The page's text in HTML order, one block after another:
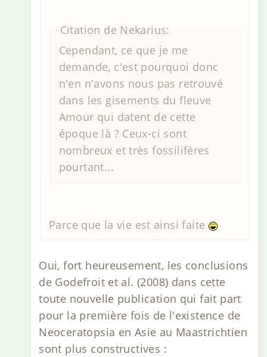
Citation de Nekarius:
Cependant, ce que je me
demande, c'est pourquoi donc
n'en n'avons nous pas retrouvé
dans les gisements du fleuve
Amour qui datent de cette
époque là ? Ceux-ci sont
nombreux et très fossilifères
pourtant...
Parce que la vie est ainsi faite
Oui, fort heureusement, les conclusions
de Godefroit et al. (2008) dans cette
toute nouvelle publication qui fait part
pour la première fois de l'existence de
Neoceratopsia en Asie au Maastrichtien
sont plus constructives :